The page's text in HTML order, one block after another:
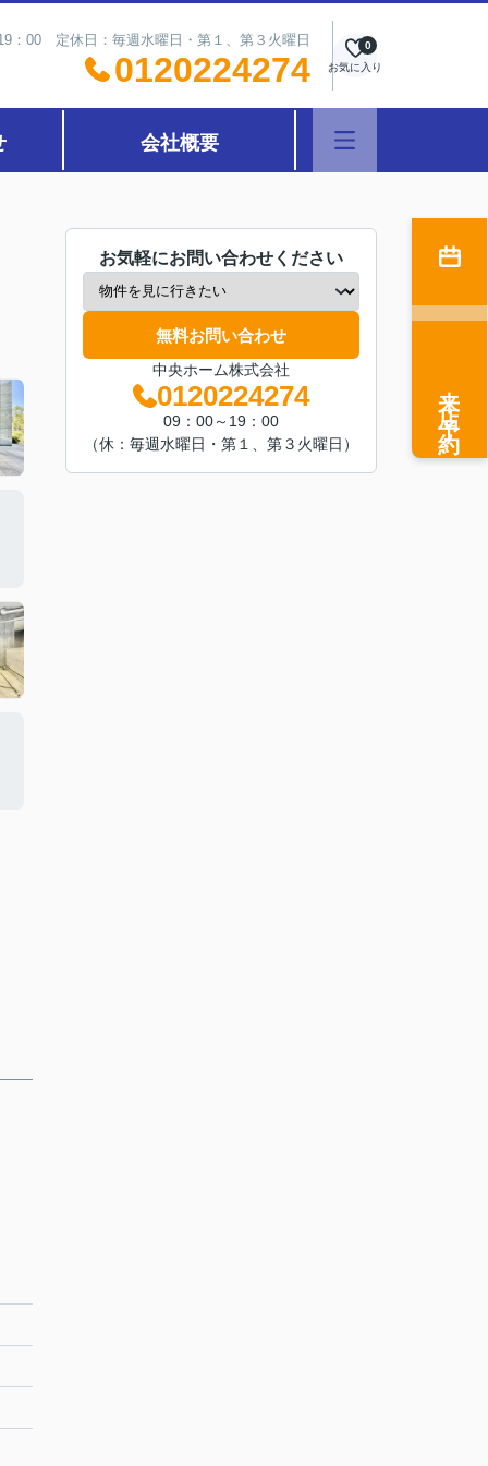
：00 定休日：毎週水曜日・第１、第３火曜日
0120224274 お気に入り
0
会社概要
お気軽にお問い合わせください
無料お問い合わせ
中央ホーム株式会社
0120224274
09：00～19：00
（休：毎週水曜日・第１、第３火曜日）
来店予約